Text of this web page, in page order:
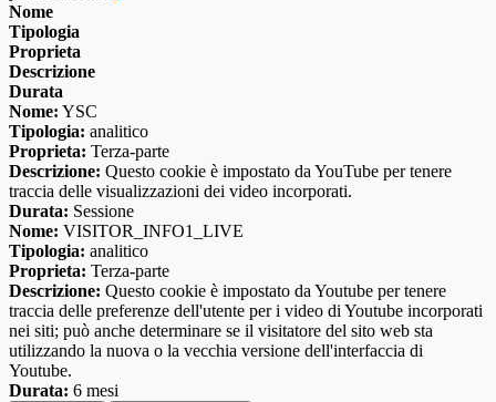
Nome
Tipologia
Proprieta
Descrizione
Durata
Nome: YSC
Tipologia: analitico
Proprieta: Terza-parte
Descrizione: Questo cookie è impostato da YouTube per tenere
traccia delle visualizzazioni dei video incorporati.
Durata: Sessione
Nome: VISITOR_INFO1_LIVE
Tipologia: analitico
Proprieta: Terza-parte
Descrizione: Questo cookie è impostato da Youtube per tenere
traccia delle preferenze dell'utente per i video di Youtube incorporati
nei siti; può anche determinare se il visitatore del sito web sta
utilizzando la nuova o la vecchia versione dell'interfaccia di
Youtube.
Durata: 6 mesi